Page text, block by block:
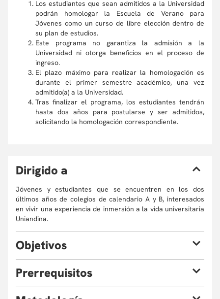
Los estudiantes que sean admitidos a la Universidad
podrán homologar la Escuela de Verano para
Jóvenes como un curso de libre elección dentro de
su plan de estudios.
Este programa no garantiza la admisión a la
Universidad ni otorga beneficios en el proceso de
ingreso.
El plazo máximo para realizar la homologación es
durante el primer semestre académico, una vez
admitido(a) a la Universidad.
Tras finalizar el programa, los estudiantes tendrán
hasta dos años para postularse y ser admitidos,
solicitando la homologación correspondiente.
Dirigido a
Jóvenes y estudiantes que se encuentren en los dos
últimos años de colegios de calendario A y B, interesados
en vivir una experiencia de inmersión a la vida universitaria
Uniandina.
Objetivos
y campos de acción, de diferentes áreas del conocimiento
Prerrequisitos